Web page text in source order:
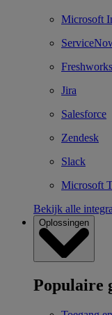
Microsoft
Freshworks
Jira
Salesforce
Zendesk
Slack
Microsoft
Bekijk alle
Oplossingen
Populaire